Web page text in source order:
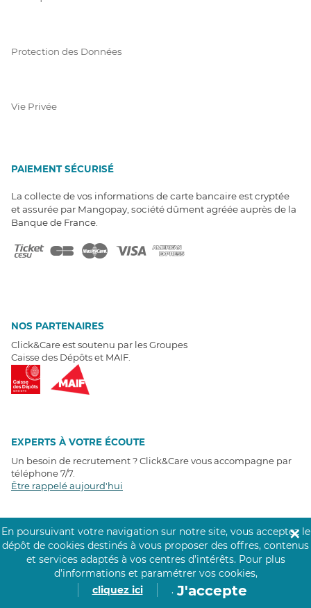
Protection des Données
Vie Privée
PAIEMENT SÉCURISÉ
La collecte de vos informations de carte bancaire est cryptée
et assurée par Mangopay, société dûment agréée auprès de la
Banque de France.
NOS PARTENAIRES
Click&Care est soutenu par les Groupes
Caisse des Dépôts et MAIF.
EXPERTS À VOTRE ÉCOUTE
Un besoin de recrutement ? Click&Care vous accompagne par
téléphone 7/7
Être rappelé aujourd'hui
4,6/5
Avis clients
récoltés sur
Google
En poursuivant votre navigation sur notre site, vous acceptez le
dépôt de cookies destinés à vous proposer des offres, contenus
et services adaptés à vos centres d’intérêts. Pour plus
d’informations et paramétrer vos cookies,
cliquez ici
. J'accepte
✕